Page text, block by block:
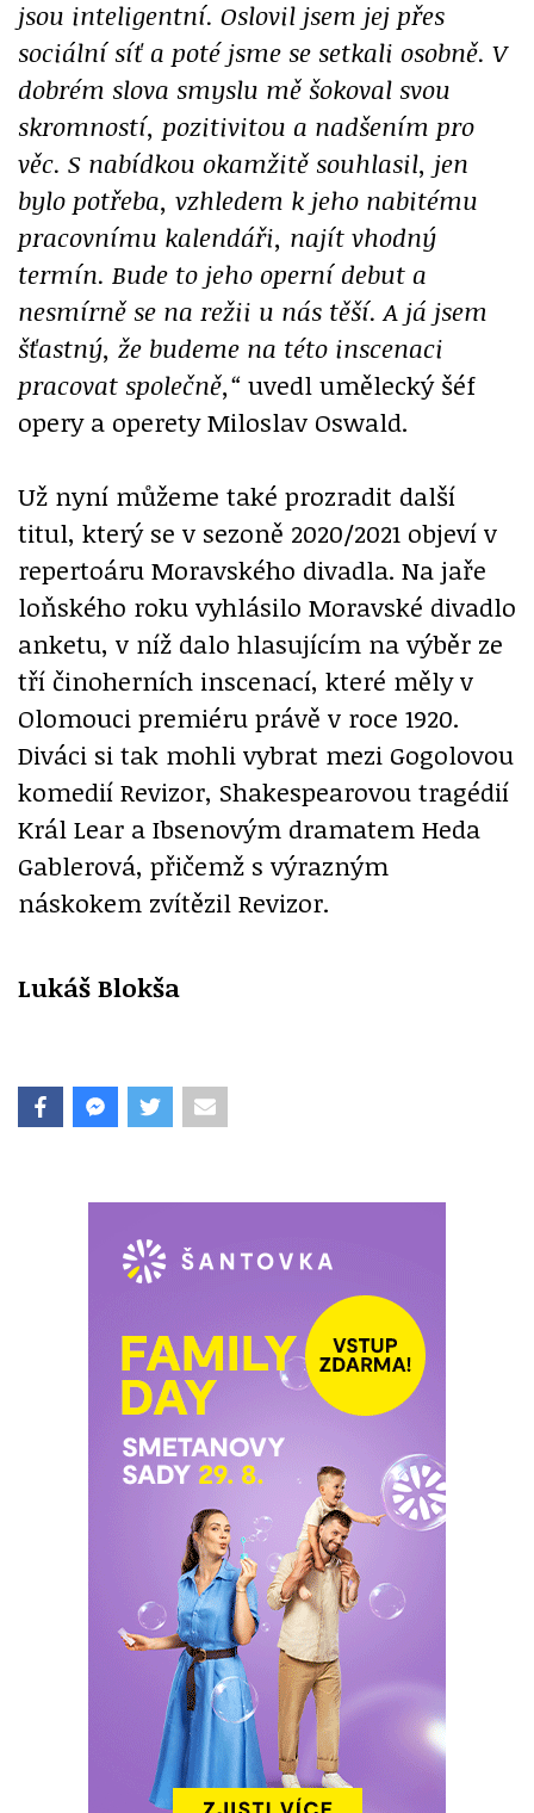
jsou inteligentní. Oslovil jsem jej přes
sociální síť a poté jsme se setkali osobně. V
dobrém slova smyslu mě šokoval svou
skromností, pozitivitou a nadšením pro
věc. S nabídkou okamžitě souhlasil, jen
bylo potřeba, vzhledem k jeho nabitému
pracovnímu kalendáři, najít vhodný
termín. Bude to jeho operní debut a
nesmírně se na režii u nás těší. A já jsem
šťastný, že budeme na této inscenaci
pracovat společně,“ uvedl umělecký šéf
opery a operety Miloslav Oswald.
Už nyní můžeme také prozradit další
titul, který se v sezoně 2020/2021 objeví v
repertoáru Moravského divadla. Na jaře
loňského roku vyhlásilo Moravské divadlo
anketu, v níž dalo hlasujícím na výběr ze
tří činoherních inscenací, které měly v
Olomouci premiéru právě v roce 1920.
Diváci si tak mohli vybrat mezi Gogolovou
komedií Revizor, Shakespearovou tragédií
Král Lear a Ibsenovým dramatem Heda
Gablerová, přičemž s výrazným
náskokem zvítězil Revizor.
Lukáš Blokša